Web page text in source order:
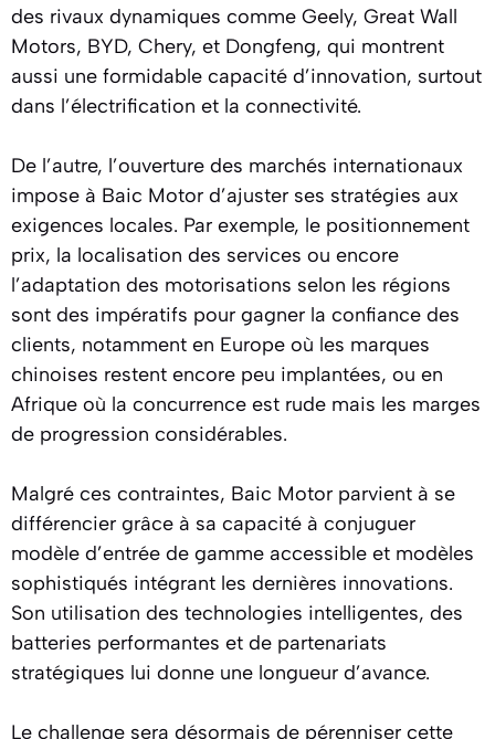
des rivaux dynamiques comme Geely, Great Wall
Motors, BYD, Chery, et Dongfeng, qui montrent
aussi une formidable capacité d’innovation, surtout
dans l’électrification et la connectivité.
De l’autre, l’ouverture des marchés internationaux
impose à Baic Motor d’ajuster ses stratégies aux
exigences locales. Par exemple, le positionnement
prix, la localisation des services ou encore
l’adaptation des motorisations selon les régions
sont des impératifs pour gagner la confiance des
clients, notamment en Europe où les marques
chinoises restent encore peu implantées, ou en
Afrique où la concurrence est rude mais les marges
de progression considérables.
Malgré ces contraintes, Baic Motor parvient à se
différencier grâce à sa capacité à conjuguer
modèle d’entrée de gamme accessible et modèles
sophistiqués intégrant les dernières innovations.
Son utilisation des technologies intelligentes, des
batteries performantes et de partenariats
stratégiques lui donne une longueur d’avance.
Le challenge sera désormais de pérenniser cette